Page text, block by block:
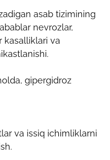
asab tizimining
nevrozlar,
va
gipergidroz
va issiq ichimliklarni